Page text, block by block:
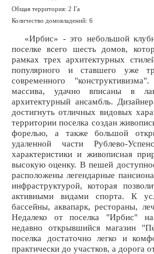
Общая территория: 2 Га
Количество домовладений: 6
«Ирбис» - это небольшой
поселке всего шесть домов,
рамках трех архитектурных
популярного и ставшего уже
современного
массива, удачно вписаны в
архитектурный ансамбль.
достигнуть отличных видовых
территории поселка создан
форелью, а также большой
удаленной части Рублево-
характеристики и живописная
высокую оценку. В пешей
расположены легендарные
инфраструктурой, которая
активными видами спорта. К
бассейны, аквапарк, рестораны,
Недалеко от поселка "Ирбис"
недавно открывшийся магазин
поселка достаточно легко и
практически до участков, а дорога